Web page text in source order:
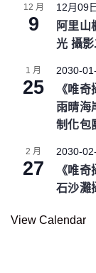
e
d
12 月
9
12月09日
阿里山
光 攝
1 月
25
2030-
《唯
雨晴海
制化包
2 月
27
2030-
《唯
石沙灘
View Calendar